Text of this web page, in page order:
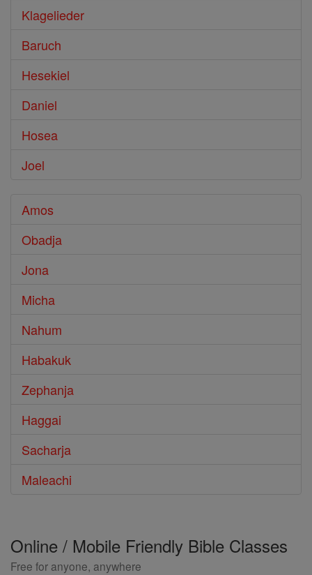
Klagelieder
Baruch
Hesekiel
Daniel
Hosea
Joel
Amos
Obadja
Jona
Micha
Nahum
Habakuk
Zephanja
Haggai
Sacharja
Maleachi
Online / Mobile Friendly Bible Classes
Free for anyone, anywhere